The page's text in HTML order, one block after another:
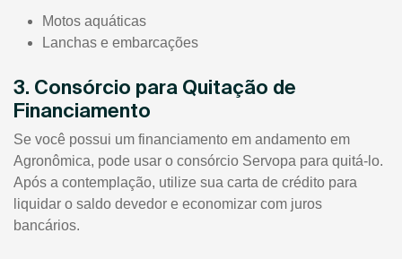
Motos aquáticas
Lanchas e embarcações
3. Consórcio para Quitação de
Financiamento
Se você possui um financiamento em andamento em
Agronômica, pode usar o consórcio Servopa para quitá-lo.
Após a contemplação, utilize sua carta de crédito para
liquidar o saldo devedor e economizar com juros
bancários.